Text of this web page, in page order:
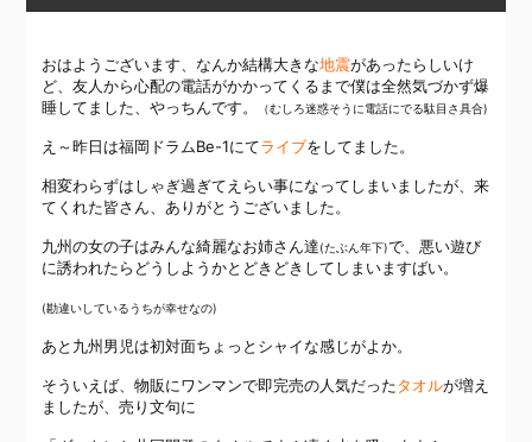
おはようございます、なんか結構大きな地震があったらしいけ
ど、友人から心配の電話がかかってくるまで僕は全然気づかず爆
睡してました、やっちんです。
（むしろ迷惑そうに電話にでる駄目さ具合)
え～昨日は福岡ドラムBe-1にてライブをしてました。
相変わらずはしゃぎ過ぎてえらい事になってしまいましたが、来
てくれた皆さん、ありがとうございました。
九州の女の子はみんな綺麗なお姉さん達(たぶん年下)で、悪い遊び
に誘われたらどうしようかとどきどきしてしまいますばい。
(勘違いしているうちが幸せなの)
あと九州男児は初対面ちょっとシャイな感じがよか。
そういえば、物販にワンマンで即完売の人気だったタオルが増え
ましたが、売り文句に